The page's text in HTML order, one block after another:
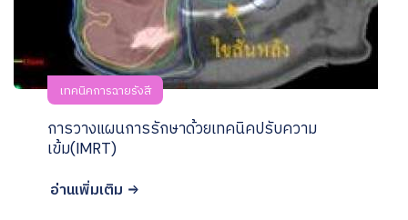
เทคนิคการฉายรังสี
การวางแผนการรักษาด้วยเทคนิคปรับความ
เข้ม(IMRT)
อ่านเพิ่มเติม